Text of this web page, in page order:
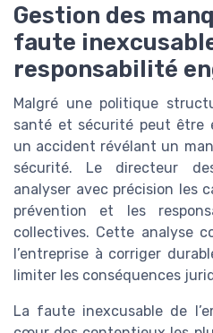
Gestion des
faute
responsabilité
Malgré une politique
santé et sécurité peut être
un accident révélant un
sécurité. Le directeur
analyser avec précision les
prévention et les
collectives. Cette analyse
l’entreprise à corriger
limiter les conséquences
La faute inexcusable de